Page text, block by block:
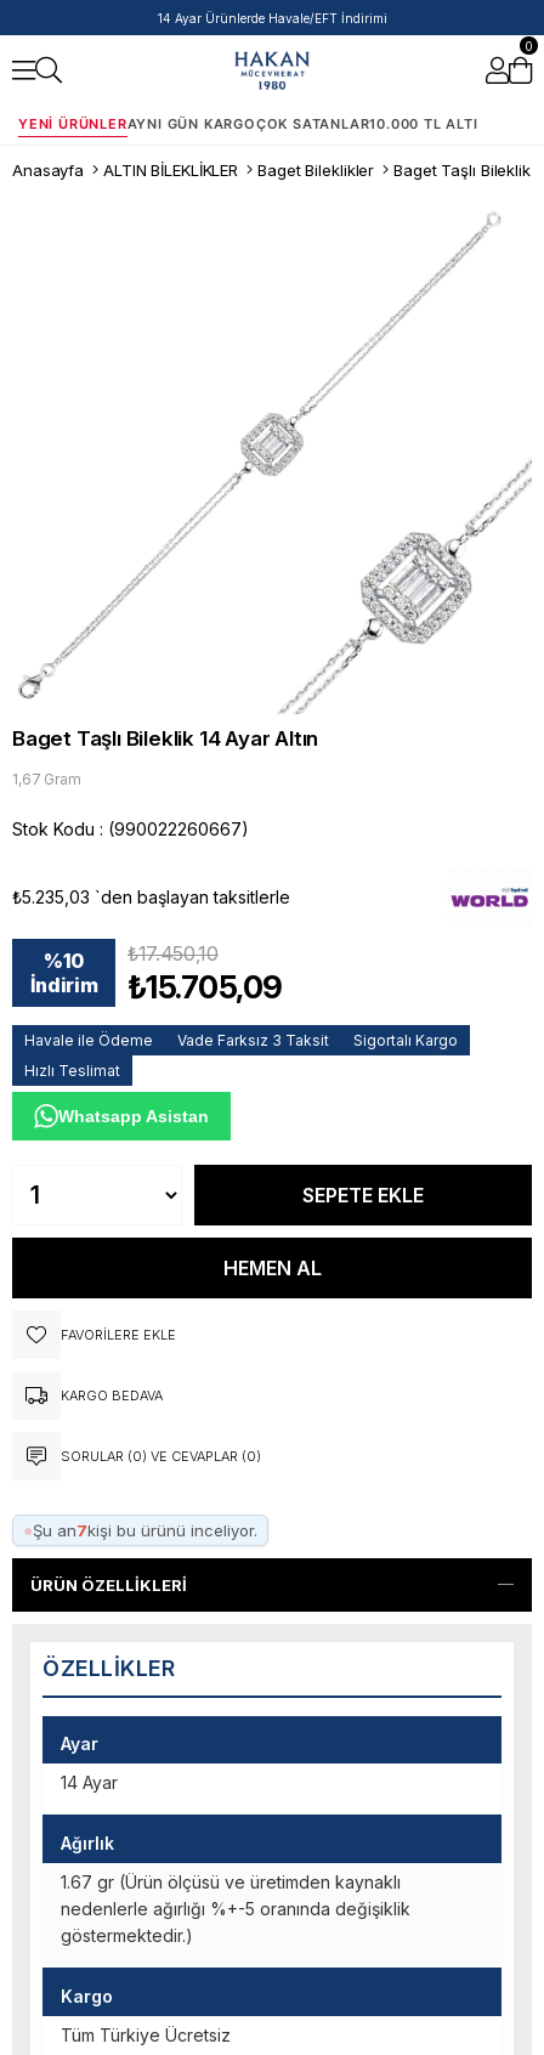
14 Ayar Ürünlerde Havale/EFT İndirimi
0
YENI ÜRÜNLERAYNI GÜN KARGOÇOK SATANLAR10.000 TL ALTI
Anasayfa ALTIN BİLEKLİKLER Baget Bileklikler Baget Taşlı Bileklik
Baget Taşlı Bileklik 14 Ayar Altın
1,67 Gram
Stok Kodu (990022260667)
₺5.235,03 `den başlayan taksitlerle
%10
İndirim
₺17.450,10
₺15.705,09
Havale ile Ödeme Vade Farksız 3 Taksit
Sigortalı Kargo
Hızlı Teslimat
Whatsapp Asistan
FAVORILERE EKLE
KARGO BEDAVA
SORULAR (0) VE CEVAPLAR (0)
●Şu an7kişi bu ürünü inceliyor.
ÜRÜN ÖZELLIKLERI
ÖZELLIKLER
Ayar
14 Ayar
Ağırlık
1.67 gr (Ürün ölçüsü ve üretimden kaynaklı
nedenlerle ağırlığı %+-5 oranında değişiklik
göstermektedir.)
Kargo
Tüm Türkiye Ücretsiz